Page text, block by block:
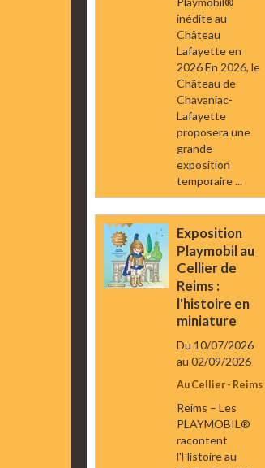
inédite au
Château
Lafayette en
2026 En 2026, le
Château de
Chavaniac-
Lafayette
proposera une
grande
exposition
temporaire ...
Exposition
Playmobil au
Cellier de
Reims :
l'histoire en
miniature
Du 10/07/2026
au 02/09/2026
Au Cellier - Reims
Reims – Les
PLAYMOBIL®
racontent
l'Histoire au